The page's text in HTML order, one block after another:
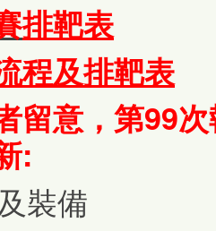
排靶表
程及排靶表
留意，第99
:
裝備